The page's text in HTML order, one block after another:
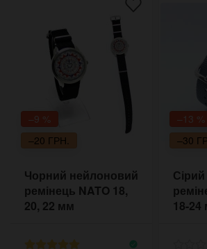
–9 %
–20 ГРН.
Чорний нейлоновий
ремінець NATO 18,
20, 22 мм
–13 %
–30
18-24